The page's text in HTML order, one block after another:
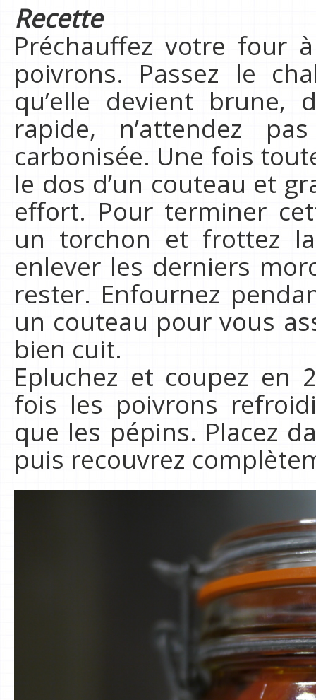
Recette
Préchauffez votre four
poivrons. Passez le
qu’elle devient brune,
rapide, n’attendez
carbonisée. Une fois
le dos d’un couteau et
effort. Pour terminer
un torchon et frottez
enlever les derniers
rester. Enfournez
un couteau pour vous
bien cuit.
Epluchez et coupez en
fois les poivrons
que les pépins. Placez
puis recouvrez